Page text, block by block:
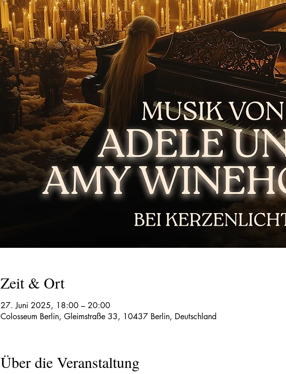
Zeit & Ort
27. Juni 2025, 18:00 – 20:00
Colosseum Berlin, Gleimstraße 33, 10437 Berlin, Deutschland
Über die Veranstaltung